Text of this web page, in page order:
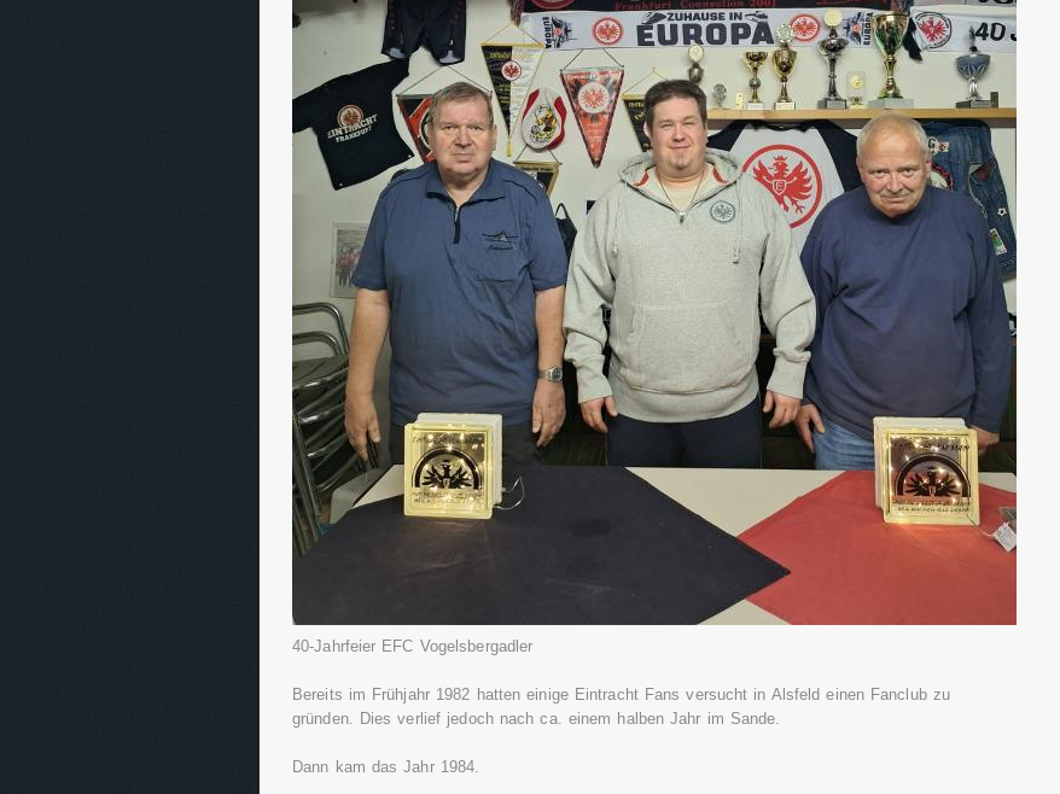
40-Jahrfeier EFC Vogelsbergadler
Bereits im Frühjahr 1982 hatten einige Eintracht Fans versucht in Alsfeld einen Fanclub zu
gründen. Dies verlief jedoch nach ca. einem halben Jahr im Sande.
Dann kam das Jahr 1984.